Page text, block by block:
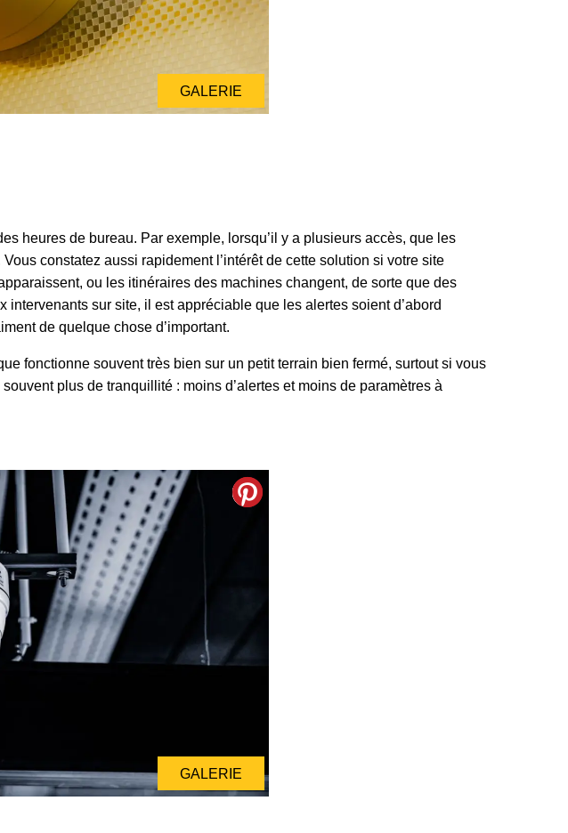
GALERIE
heures de bureau. Par exemple, lorsqu’il y a plusieurs accès, que les
constatez aussi rapidement l’intérêt de cette solution si votre site
ou les itinéraires des machines changent, de sorte que des
sur site, il est appréciable que les alertes soient d’abord
de quelque chose d’important.
fonctionne souvent très bien sur un petit terrain bien fermé, surtout si vous
plus de tranquillité : moins d’alertes et moins de paramètres à
GALERIE